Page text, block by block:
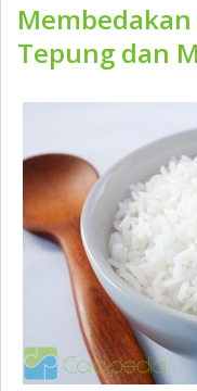
Tepung dan